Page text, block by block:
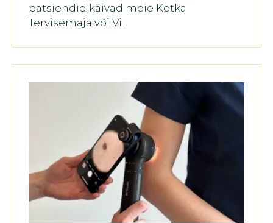
patsiendid käivad meie Kotka
Tervisemaja või Vi...